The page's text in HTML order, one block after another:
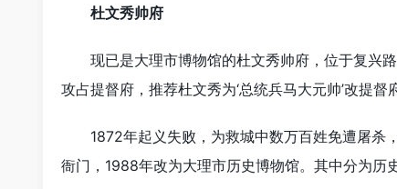
杜文秀帅府
现已是大理市博物馆的杜文秀帅府，位于复兴路
攻占提督府，推荐杜文秀为‘总统兵马大元帅’改提督
1872年起义失败，为救城中数万百姓免遭屠杀
衙门，1988年改为大理市历史博物馆。其中分为历